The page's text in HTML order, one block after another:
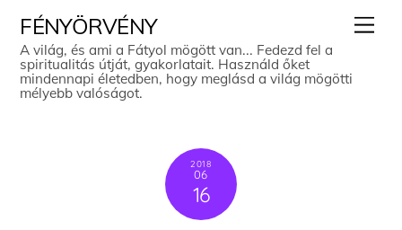
content
FÉNYÖRVÉNY
A világ, és ami a Fátyol mögött van... Fedezd fel a
spiritualitás útját, gyakorlatait. Használd őket
mindennapi életedben, hogy meglásd a világ mögötti
mélyebb valóságot.
2018
06
16